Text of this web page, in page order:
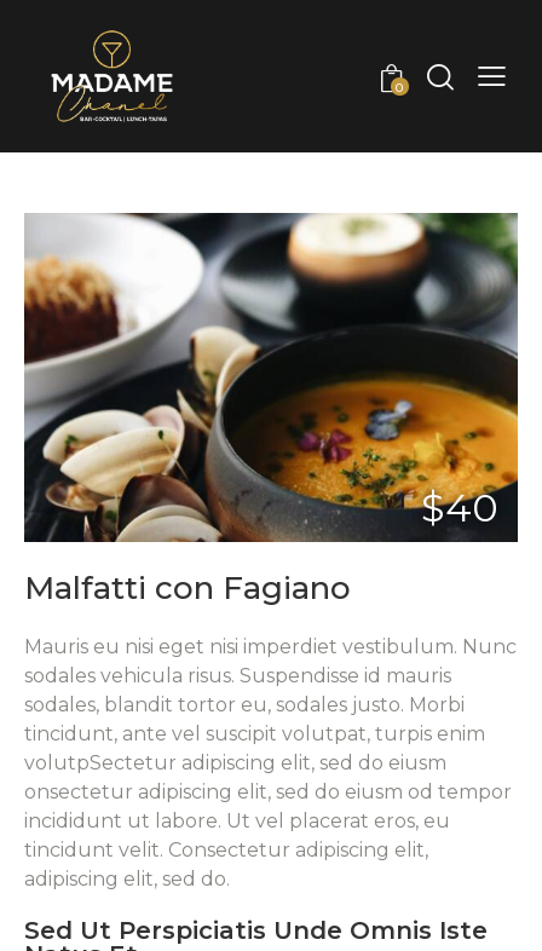
0
$40
Malfatti con Fagiano
Mauris eu nisi eget nisi imperdiet vestibulum. Nunc
sodales vehicula risus. Suspendisse id mauris
sodales, blandit tortor eu, sodales justo. Morbi
tincidunt, ante vel suscipit volutpat, turpis enim
volutpSectetur adipiscing elit, sed do eiusm
onsectetur adipiscing elit, sed do eiusm od tempor
incididunt ut labore. Ut vel placerat eros, eu
tincidunt velit. Consectetur adipiscing elit,
adipiscing elit, sed do.
Sed Ut Perspiciatis Unde Omnis Iste